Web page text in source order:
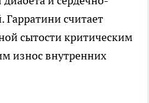
Гарратини считает
сытости критическим
износ внутренних